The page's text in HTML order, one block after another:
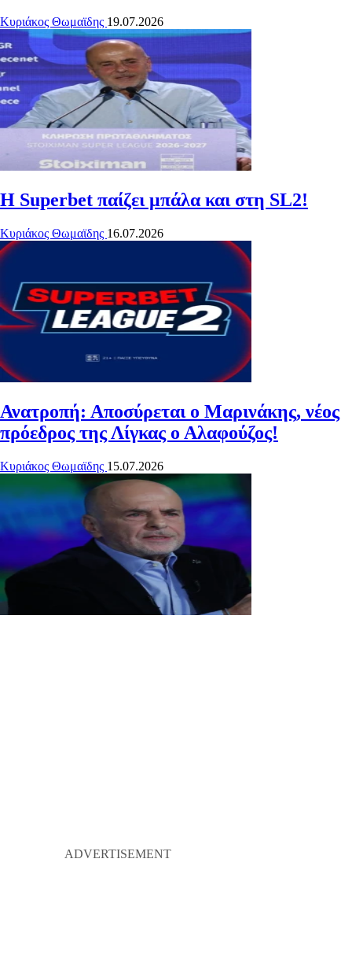
Κυριάκος Θωμαϊδης 19.07.2026
Η Superbet παίζει μπάλα και στη SL2!
Κυριάκος Θωμαϊδης 16.07.2026
Ανατροπή: Αποσύρεται ο Μαρινάκης, νέος
πρόεδρος της Λίγκας ο Αλαφούζος!
Κυριάκος Θωμαϊδης 15.07.2026